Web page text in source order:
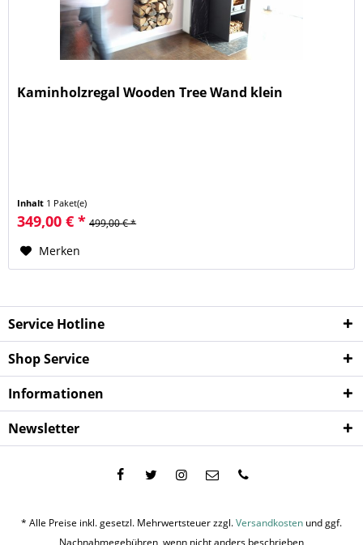
Kaminholzregal Wooden Tree Wand klein
Inhalt 1 Paket(e)
349,00 € * 499,00 € *
Merken
Service Hotline
Shop Service
Informationen
Newsletter
* Alle Preise inkl. gesetzl. Mehrwertsteuer zzgl.Versandkosten und ggf.